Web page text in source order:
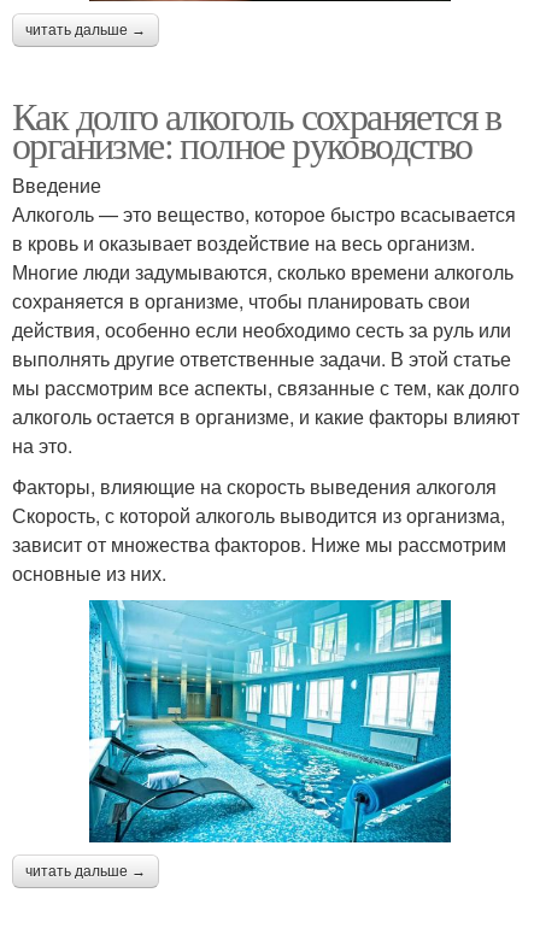
читать дальше →
Как долго алкоголь сохраняется в
организме: полное руководство
Введение
Алкоголь — это вещество, которое быстро всасывается
в кровь и оказывает воздействие на весь организм.
Многие люди задумываются, сколько времени алкоголь
сохраняется в организме, чтобы планировать свои
действия, особенно если необходимо сесть за руль или
выполнять другие ответственные задачи. В этой статье
мы рассмотрим все аспекты, связанные с тем, как долго
алкоголь остается в организме, и какие факторы влияют
на это.
Факторы, влияющие на скорость выведения алкоголя
Скорость, с которой алкоголь выводится из организма,
зависит от множества факторов. Ниже мы рассмотрим
основные из них.
читать дальше →